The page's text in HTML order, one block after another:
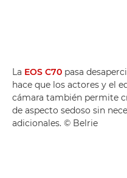
La EOS C70 pasa
hace que los actores y el
cámara también permite
de aspecto sedoso sin
adicionales. © Belrie